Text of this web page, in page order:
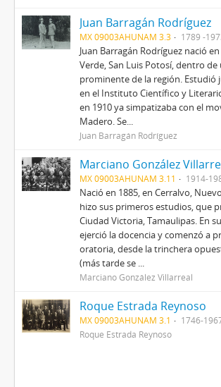
Juan Barragán Rodríguez
MX 09003AHUNAM 3.3 1789 -
Juan Barragán Rodríguez nació
Verde, San Luis Potosí, dentro de
prominente de la región. Estudió
en el Instituto Científico y
en 1910 ya simpatizaba con el
Madero. Se...
Juan Barragán Rodríguez
Marciano González
MX 09003AHUNAM 3.11 1914-
Nació en 1885, en Cerralvo,
hizo sus primeros estudios, que
Ciudad Victoria, Tamaulipas. En
ejerció la docencia y comenzó a
oratoria, desde la trinchera
(más tarde se ...
Marciano González Villarreal
Roque Estrada Reynoso
MX 09003AHUNAM 3.1
1746-
Roque Estrada Reynoso